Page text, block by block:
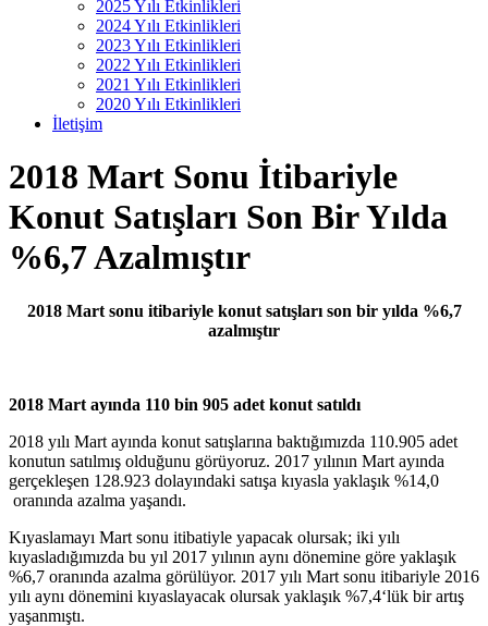
2025 Yılı Etkinlikleri
2024 Yılı Etkinlikleri
2023 Yılı Etkinlikleri
2022 Yılı Etkinlikleri
2021 Yılı Etkinlikleri
2020 Yılı Etkinlikleri
İletişim
2018 Mart Sonu İtibariyle
Konut Satışları Son Bir Yılda
%6,7 Azalmıştır
2018 Mart sonu itibariyle konut satışları son bir yılda %6,7
azalmıştır
2018 Mart ayında 110 bin 905 adet konut satıldı
2018 yılı Mart ayında konut satışlarına baktığımızda 110.905 adet
konutun satılmış olduğunu görüyoruz. 2017 yılının Mart ayında
gerçekleşen 128.923 dolayındaki satışa kıyasla yaklaşık %14,0
oranında azalma yaşandı.
Kıyaslamayı Mart sonu itibatiyle yapacak olursak; iki yılı
kıyasladığımızda bu yıl 2017 yılının aynı dönemine göre yaklaşık
%6,7 oranında azalma görülüyor. 2017 yılı Mart sonu itibariyle 2016
yılı aynı dönemini kıyaslayacak olursak yaklaşık %7,4‘lük bir artış
yaşanmıştı.